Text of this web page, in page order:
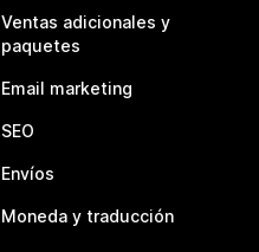
Ventas adicionales y
paquetes
Email marketing
SEO
Envíos
Moneda y traducción